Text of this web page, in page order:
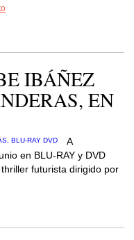
IBÁÑEZ
EN
A
en BLU-RAY y DVD
futurista dirigido por